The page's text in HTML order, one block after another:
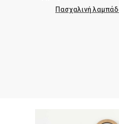
Πασχαλινή